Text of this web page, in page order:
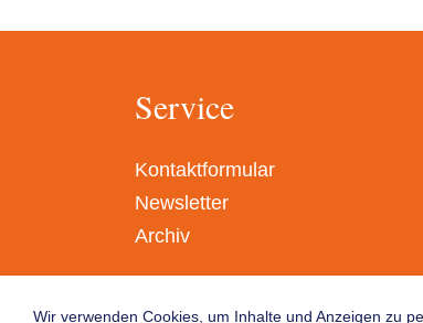
Service
Kontaktformular
Newsletter
Archiv
Wir verwenden Cookies, um Inhalte und Anzeigen zu